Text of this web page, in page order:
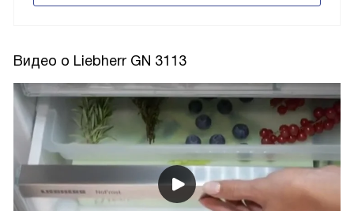
Видео о Liebherr GN 3113